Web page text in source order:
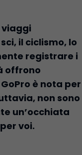
il ciclismo, lo
registrare i
offrono
è nota per
non sono
un’occhiata
voi.